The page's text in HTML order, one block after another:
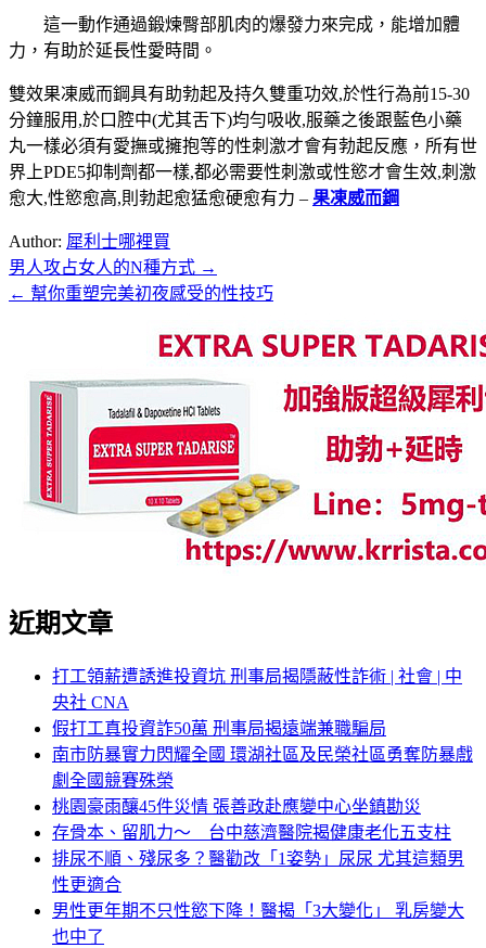
這一動作通過鍛煉臀部肌肉的爆發力來完成，能增加體
力，有助於延長性愛時間。
雙效果凍威而鋼具有助勃起及持久雙重功效,於性行為前15-30
分鐘服用,於口腔中(尤其舌下)均勻吸收,服藥之後跟藍色小藥
丸一樣必須有愛撫或擁抱等的性刺激才會有勃起反應，所有世
界上PDE5抑制劑都一樣,都必需要性刺激或性慾才會生效,刺激
愈大,性慾愈高,則勃起愈猛愈硬愈有力 – 果凍威而鋼
Author: 犀利士哪裡買
文
章
覽
男人攻占女人的N種方式 →
← 幫你重塑完美初夜感受的性技巧
近期文章
打工領薪遭誘進投資坑 刑事局揭隱蔽性詐術 | 社會 | 中
央社 CNA
假打工真投資詐50萬 刑事局揭遠端兼職騙局
南市防暴實力閃耀全國 環湖社區及民榮社區勇奪防暴戲
劇全國競賽殊榮
桃園豪雨釀45件災情 張善政赴應變中心坐鎮勘災
存骨本、留肌力～ 台中慈濟醫院揭健康老化五支柱
排尿不順、殘尿多？醫勸改「1姿勢」尿尿 尤其這類男
性更適合
男性更年期不只性慾下降！醫揭「3大變化」 乳房變大
也中了